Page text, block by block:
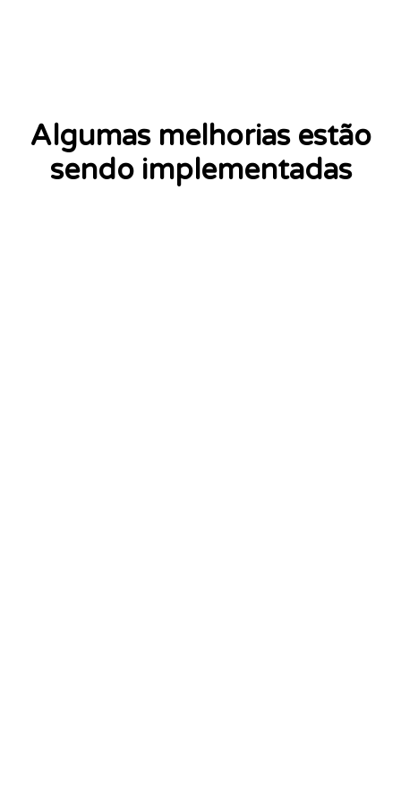
Algumas melhorias estão
sendo implementadas